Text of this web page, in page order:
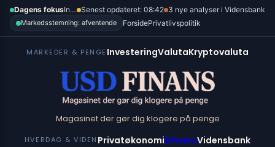
Spring
indhold
Dagens fokus Inflation, renter og dollar Senest opdateret: 08:42 3 nye analyser i Vidensbank
Markedsstemning: afventende ForsidePrivatlivspolitik
MARKEDER & PENGE InvesteringValutaKryptovaluta
Magasinet der gør dig klogere på penge
HVERDAG & VIDEN PrivatøkonomiErhvervVidensbank